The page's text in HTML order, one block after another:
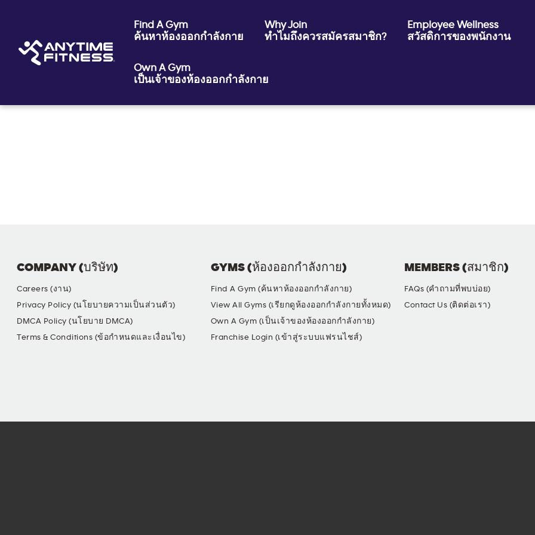
Find A Gym
ค้นหาห้องออกกำลังกาย
Why Join
ทำไมถึงควรสมัครสมาชิก?
Employee Wellness
สวัสดิการของพนักงาน
Own A Gym
เป็นเจ้าของห้องออกกำลังกาย
COMPANY (บริษัท)
Careers (งาน)
Privacy Policy (นโยบายความเป็นส่วนตัว)
DMCA Policy (นโยบาย DMCA)
Terms & Conditions (ข้อกำหนดและเงื่อนไข)
GYMS (ห้องออกกำลังกาย)
Find A Gym (ค้นหาห้องออกกำลังกาย)
View All Gyms (เรียกดูห้องออกกำลังกายทั้งหมด)
Own A Gym (เป็นเจ้าของห้องออกกำลังกาย)
Franchise Login (เข้าสู่ระบบแฟรนไชส์)
MEMBERS (สมาชิก)
FAQs (คำถามที่พบบ่อย)
Contact Us (ติดต่อเรา)